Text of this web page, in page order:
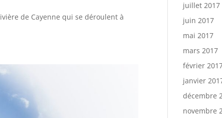
de Cayenne qui se déroulent à
juillet 2017
juin 2017
mai 2017
mars 2017
février
janvier
décembre
novembre